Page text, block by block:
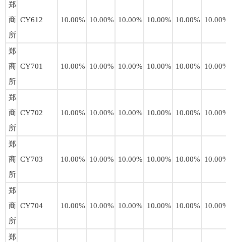
郑
商
所
CY612 10.00% 10.00% 10.00% 10.00% 10.00%
郑
商
所
CY701 10.00% 10.00% 10.00% 10.00% 10.00%
郑
商
所
CY702 10.00% 10.00% 10.00% 10.00% 10.00%
郑
商
所
CY703 10.00% 10.00% 10.00% 10.00% 10.00%
郑
商
所
CY704 10.00% 10.00% 10.00% 10.00% 10.00%
郑